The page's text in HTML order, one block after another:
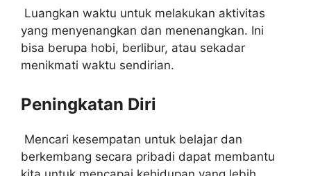
Luangkan waktu untuk melakukan aktivitas
yang menyenangkan dan menenangkan. Ini
bisa berupa hobi, berlibur, atau sekadar
menikmati waktu sendirian.
Peningkatan Diri
Mencari kesempatan untuk belajar dan
berkembang secara pribadi dapat membantu